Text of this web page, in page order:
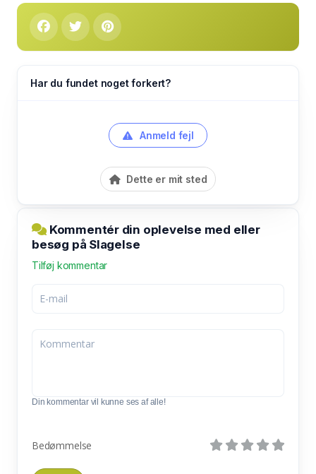
Har du fundet noget forkert?
Anmeld fejl
Dette er mit sted
Kommentér din oplevelse med eller
besøg på Slagelse
Tilføj kommentar
Din kommentar vil kunne ses af alle!
Bedømmelse